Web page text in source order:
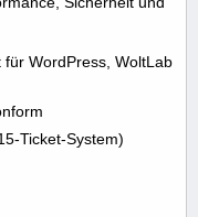
WordPress, WoltLab
Ticket-System)